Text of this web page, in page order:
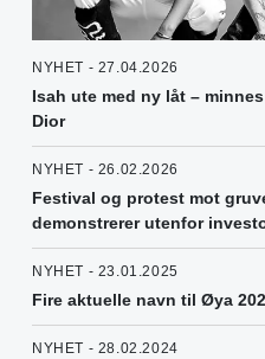
NYHET - 27.04.2026
Isah ute med ny låt –
Dior
NYHET - 26.02.2026
Festival og protest mot
demonstrerer utenfor
NYHET - 23.01.2025
Fire aktuelle navn til Øya
NYHET - 28.02.2024